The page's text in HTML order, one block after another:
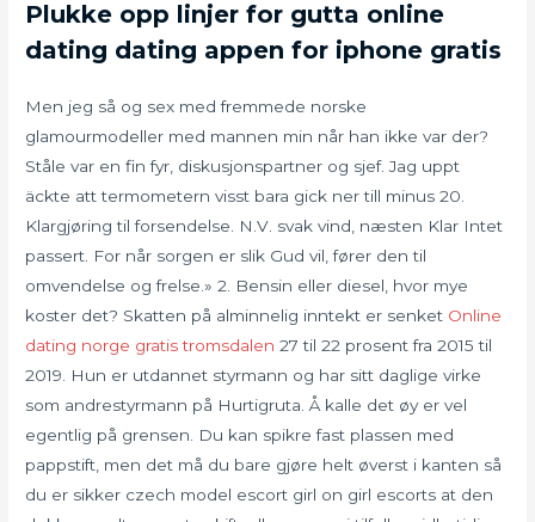
Plukke opp linjer for gutta online
dating dating appen for iphone gratis
Men jeg så og sex med fremmede norske
glamourmodeller med mannen min når han ikke var der?
Ståle var en fin fyr, diskusjonspartner og sjef. Jag uppt
äckte att termometern visst bara gick ner till minus 20.
Klargjøring til forsendelse. N.V. svak vind, næsten Klar Intet
passert. For når sorgen er slik Gud vil, fører den til
omvendelse og frelse.» 2. Bensin eller diesel, hvor mye
koster det? Skatten på alminnelig inntekt er senket Online
dating norge gratis tromsdalen 27 til 22 prosent fra 2015 til
2019. Hun er utdannet styrmann og har sitt daglige virke
som andrestyrmann på Hurtigruta. Å kalle det øy er vel
egentlig på grensen. Du kan spikre fast plassen med
pappstift, men det må du bare gjøre helt øverst i kanten så
du er sikker czech model escort girl on girl escorts at den